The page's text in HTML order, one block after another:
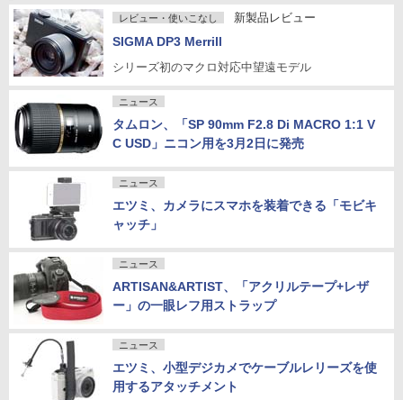
レビュー・使いこなし 新製品レビュー
SIGMA DP3 Merrill
シリーズ初のマクロ対応中望遠モデル
ニュース
タムロン、「SP 90mm F2.8 Di MACRO 1:1 V
C USD」ニコン用を3月2日に発売
ニュース
エツミ、カメラにスマホを装着できる「モビキ
ャッチ」
ニュース
ARTISAN&ARTIST、「アクリルテープ+レザ
ー」の一眼レフ用ストラップ
ニュース
エツミ、小型デジカメでケーブルレリーズを使
用するアタッチメント